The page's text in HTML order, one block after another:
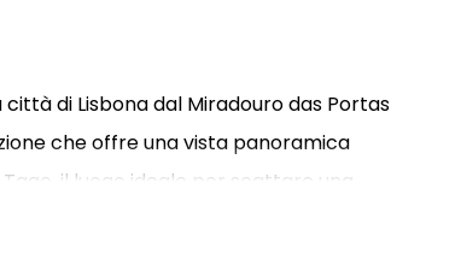
di Lisbona dal Miradouro das Portas
che offre una vista panoramica
il luogo ideale per scattare una
della città.